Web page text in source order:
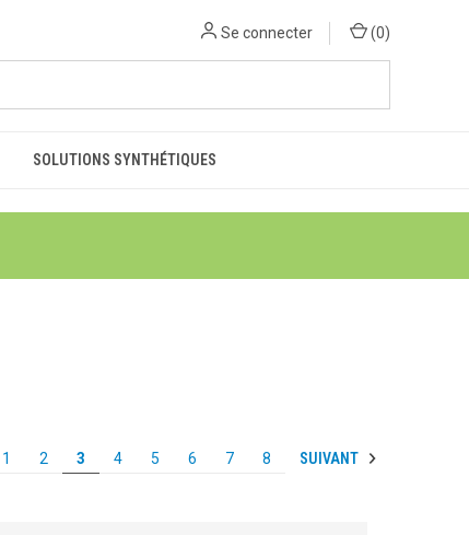
Se connecter (0)
SOLUTIONS SYNTHÉTIQUES
1 2 3 4 5 6 7 8 SUIVANT